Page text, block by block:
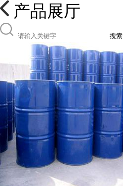
产品展厅
搜索